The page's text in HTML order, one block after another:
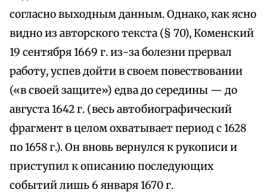
согласно выходным данным. Однако, как ясно
видно из авторского текста (§ 70), Коменский
19 сентября 1669 г. из-за болезни прервал
работу, успев дойти в своем повествовании
(«в своей защите») едва до середины — до
августа 1642 г. (весь автобиографический
фрагмент в целом охватывает период с 1628
по 1658 г.). Он вновь вернулся к рукописи и
приступил к описанию последующих
событий лишь 6 января 1670 г.